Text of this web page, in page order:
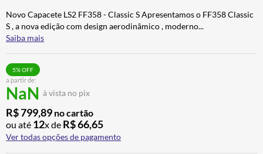
Novo Capacete LS2 FF358 - Classic S Apresentamos o FF358 Classic
S , a nova edição com design aerodinâmico , moderno...
Saiba mais
a partir de:
NaN à vista no pix
5% OFF
R$799,89 no cartão
ou até 12x de R$66,65
Ver todas opções de pagamento
6º BAU
7º CALÇA
8º ALPINESTAR
9º
10º BOTAS